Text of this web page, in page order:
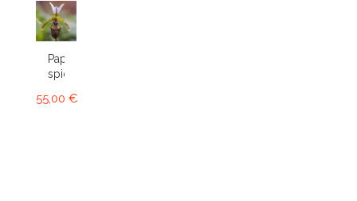
Paphiopedilum
spicerianum
55,00 €